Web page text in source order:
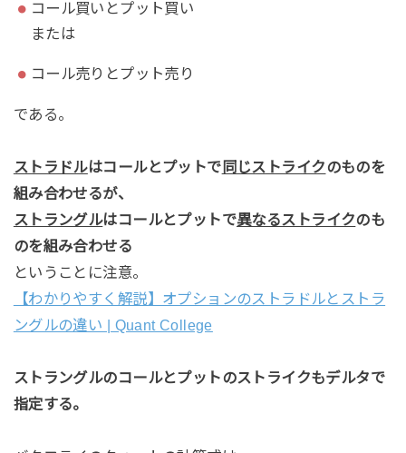
コール買いとプット買い
または
コール売りとプット売り
である。
ストラドルはコールとプットで 同じストライクのものを
組み合わせるが、
ストラングルはコールとプットで異なるストライクのも
のを組み合わせる
ということに注意。
【わかりやすく解説】オプションのストラドルとストラ
ングルの違い | Quant College
ストラングルのコールとプットのストライクもデルタで
指定する。